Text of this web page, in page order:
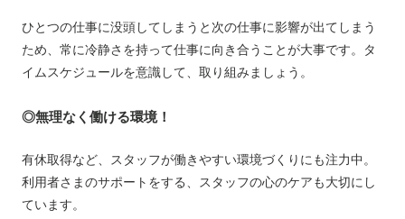
ひとつの仕事に没頭してしまうと次の仕事に影響が出てしまう
ため、常に冷静さを持って仕事に向き合うことが大事です。タ
イムスケジュールを意識して、取り組みましょう。
◎無理なく働ける環境！
有休取得など、スタッフが働きやすい環境づくりにも注力中。
利用者さまのサポートをする、スタッフの心のケアも大切にし
ています。